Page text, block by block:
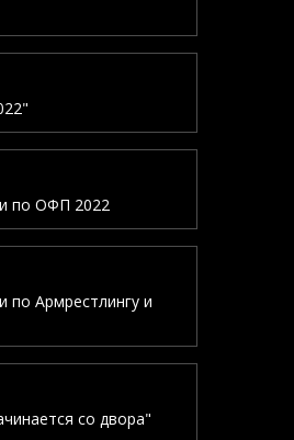
по ОФП 2022
по Армрестлингу и
со двора"